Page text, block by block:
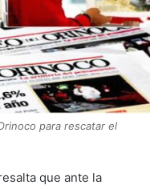
para rescatar el
que ante la